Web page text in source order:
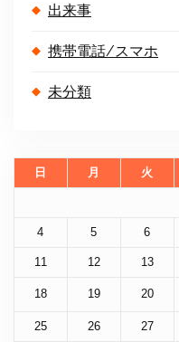
出来事
携帯電話/スマホ
未分類
日 月 火
4 5 6
11 12 13
18 19 20
25 26 27